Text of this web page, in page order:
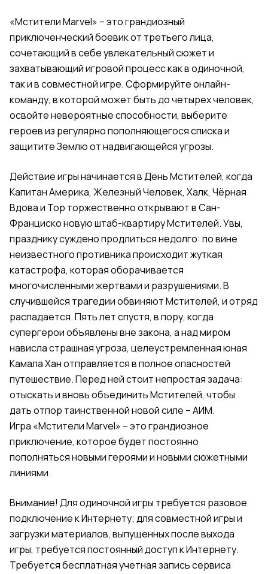
«Мстители Marvel» – это грандиозный
приключенческий боевик от третьего лица,
сочетающий в себе увлекательный сюжет и
захватывающий игровой процесс как в одиночной,
так и в совместной игре. Сформируйте онлайн-
команду, в которой может быть до четырех человек,
освойте невероятные способности, выберите
героев из регулярно пополняющегося списка и
защитите Землю от надвигающейся угрозы.
Действие игры начинается в День Мстителей, когда
Капитан Америка, Железный Человек, Халк, Чёрная
Вдова и Тор торжественно открывают в Сан-
Франциско новую штаб-квартиру Мстителей. Увы,
празднику суждено продлиться недолго: по вине
неизвестного противника происходит жуткая
катастрофа, которая оборачивается
многочисленными жертвами и разрушениями. В
случившейся трагедии обвиняют Мстителей, и отряд
распадается. Пять лет спустя, в пору, когда
супергерои объявлены вне закона, а над миром
нависла страшная угроза, целеустремленная юная
Камала Хан отправляется в полное опасностей
путешествие. Перед ней стоит непростая задача:
отыскать и вновь объединить Мстителей, чтобы
дать отпор таинственной новой силе – АИМ.
Игра «Мстители Marvel» – это грандиозное
приключение, которое будет постоянно
пополняться новыми героями и новыми сюжетными
линиями.
Внимание! Для одиночной игры требуется разовое
подключение к Интернету; для совместной игры и
загрузки материалов, выпущенных после выхода
игры, требуется постоянный доступ к Интернету.
Требуется бесплатная учетная запись сервиса